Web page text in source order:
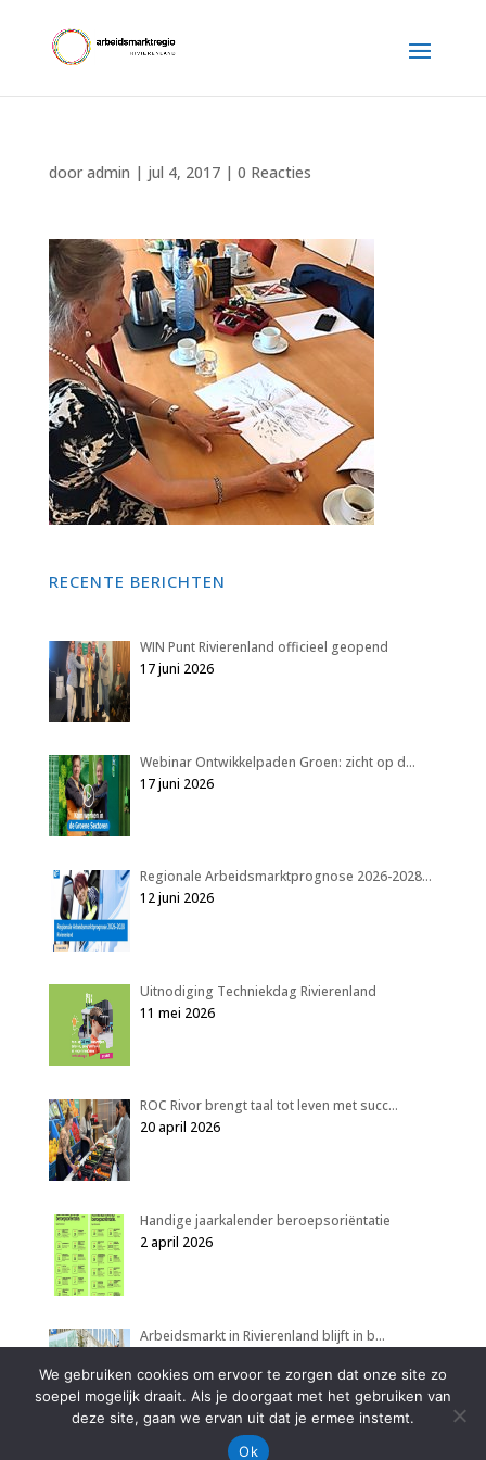
door admin | jul 4, 2017| 0 Reacties
RECENTE BERICHTEN
WIN Punt Rivierenland officieel geopend
17 juni 2026
Webinar Ontwikkelpaden Groen: zicht op d…
17 juni 2026
Regionale Arbeidsmarktprognose 2026-2028…
12 juni 2026
Uitnodiging Techniekdag Rivierenland
11 mei 2026
ROC Rivor brengt taal tot leven met succ…
20 april 2026
Handige jaarkalender beroepsoriëntatie
2 april 2026
Arbeidsmarkt in Rivierenland blijft in b…
We gebruiken cookies om ervoor te zorgen dat onze site zo
soepel mogelijk draait. Als je doorgaat met het gebruiken van
deze site, gaan we ervan uit dat je ermee instemt.
Ok